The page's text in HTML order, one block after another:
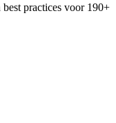
practices voor 190+